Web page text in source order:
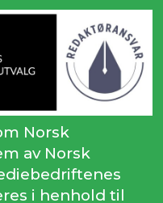
Norsk
av Norsk
i henhold til